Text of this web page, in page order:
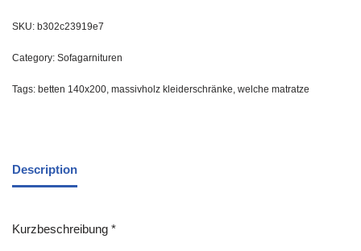
SKU: b302c23919e7
Category: Sofagarnituren
Tags: betten 140x200, massivholz kleiderschränke, welche matratze
Description
Kurzbeschreibung *